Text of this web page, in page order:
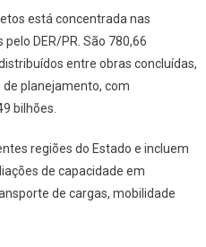
está concentrada nas
DER/PR. São 780,66
entre obras concluídas,
planejamento, com
bilhões.
regiões do Estado e incluem
de capacidade em
de cargas, mobilidade